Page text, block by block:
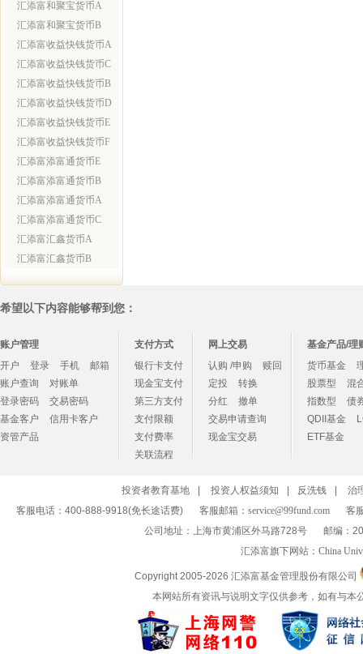
汇添富和聚宝货币A
汇添富和聚宝货币B
汇添富收益快钱货币A
汇添富收益快钱货币C
汇添富收益快钱货币B
汇添富收益快钱货币D
汇添富收益快钱货币E
汇添富收益快钱货币F
汇添富添富通货币E
汇添富添富通货币B
汇添富添富通货币A
汇添富添富通货币C
汇添富汇鑫货币A
汇添富汇鑫货币B
希望以下内容能够帮到您：
账户管理
开户
登录 手机
邮箱
账户查询
对账单
登录密码
交易密码
基金客户
信用卡客户
资管产品
支付方式
银行卡支付
现金宝支付
第三方支付
支付限额
支付费率
关联流程
网上交易
认购 /申购
赎回
定投
转换
分红
撤单
交易申请查询
现金宝交易
基金产品/理
货币基金
股票型
混
指数型
债
QDII基金
ETF基金
投资者教育基地 投资人权益须知 反洗钱
治
客服电话：400-888-9918(免长途话费)
客服邮箱： service@99fund.com
客
公司地址：上海市黄浦区外马路728号
邮编：
汇添富旗下网站： China
Copyright 2005-2026 汇添富基金管理股份有限公司
本网站所有资讯与说明文字仅供参考，如有与本